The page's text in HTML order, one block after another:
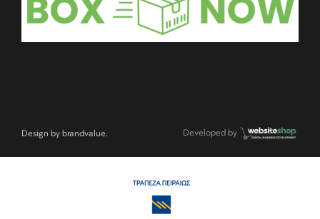
Design by brandvalue. Developed by